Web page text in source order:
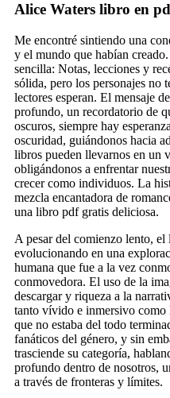
Alice Waters libro en
Me encontré sintiendo una
y el mundo que habían
sencilla: Notas, lecciones y
sólida, pero los personajes no
lectores esperan. El mensaje
profundo, un recordatorio de
oscuros, siempre hay
oscuridad, guiándonos hacia
libros pueden llevarnos en un
obligándonos a enfrentar
crecer como individuos. La
mezcla encantadora de
una libro pdf gratis deliciosa.
A pesar del comienzo lento,
evolucionando en una
humana que fue a la vez
conmovedora. El uso de la
descargar y riqueza a la
tanto vívido e inmersivo
que no estaba del todo
fanáticos del género, y sin
trasciende su categoría,
profundo dentro de nosotros,
a través de fronteras y límites.